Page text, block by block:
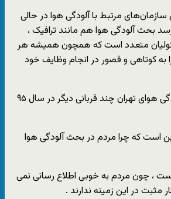
مرتبط با آلودگی هوا در حالی
بحث آلودگی هوا هم مانند ترافیک ،
متعدد است که همچون همیشه هر
به کوتاهی و قصور در انجام وظایف خود
راستی هیولای سیاه آلودگی هوای تهران چند قربانی دیگر در سال ۹۵
است که چرا مردم در بحث آلودگی هوا
، چون مردم به خوبی اطلاع رسانی نمی
مثبت در این زمینه ندارند .